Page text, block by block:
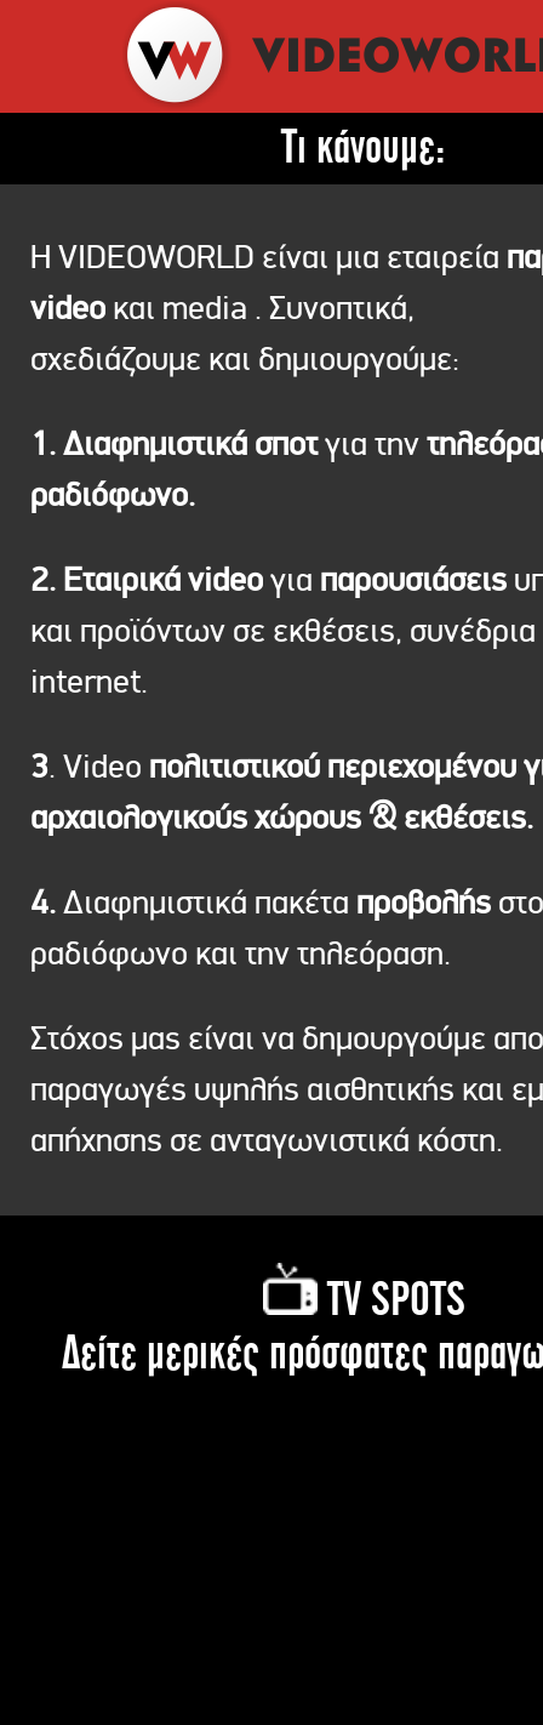
Τι κάνουμε:
Η VIDEOWORLD είναι μια εταιρεία
video και media . Συνοπτικά,
σχεδιάζουμε και δημιουργούμε:
1. Διαφημιστικά σποτγια την
ραδιόφωνο.
2. Εταιρικά videoγια παρουσιάσεις
και προϊόντων σε εκθέσεις, συνέδρια
internet.
3. Video πολιτιστικού περιεχομένου
αρχαιολογικούς χώρους & εκθέσεις.
4.Διαφημιστικά πακέτα προβολής στο
ραδιόφωνο και την τηλεόραση.
Στόχος μας είναι να δημουργούμε
παραγωγές υψηλής αισθητικής και
απήχησης σε ανταγωνιστικά κόστη.
TV SPOTS
Δείτε μερικές πρόσφατες